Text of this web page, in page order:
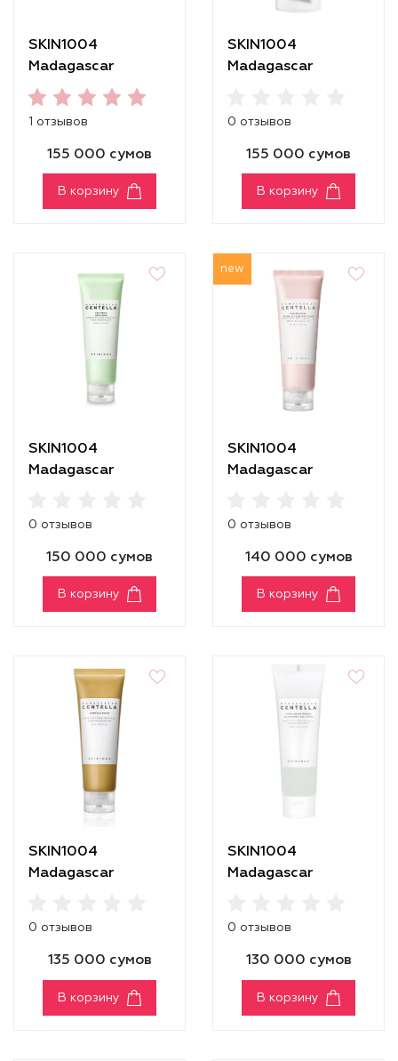
SKIN1004
Madagascar
Centella Air-Fit
Suncream Light
1 отзывов
155 000 сумов
В корзину
SKIN1004
Madagascar
0 отзывов
155 000 сумов
В корзину
SKIN1004
Madagascar
0 отзывов
150 000 сумов
В корзину
new
SKIN1004
Madagascar
0 отзывов
140 000 сумов
В корзину
SKIN1004
Madagascar
0 отзывов
135 000 сумов
В корзину
SKIN1004
Madagascar
0 отзывов
130 000 сумов
В корзину